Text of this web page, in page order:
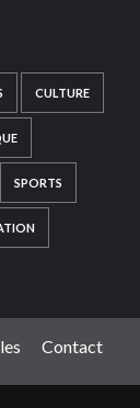
CULTURE
SPORTS
Contact